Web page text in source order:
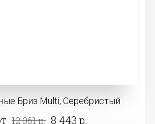
Бриз Multi, Серебристый
12 061 р. 8 443 р.